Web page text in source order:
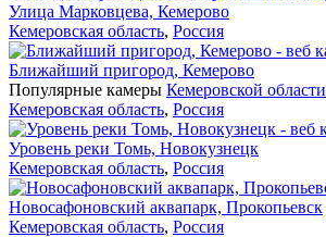
Улица Марковцева, Кемерово
Кемеровская область, Россия
Ближайший пригород, Кемерово
Популярные камеры Кемеровской области
Кемеровская область, Россия
Уровень реки Томь, Новокузнецк
Кемеровская область, Россия
Новосафоновский аквапарк, Прокопьевск
Кемеровская область, Россия